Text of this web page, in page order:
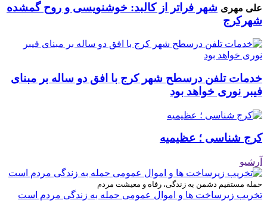
علی مهری شهر فراتر از کالبد: خوشنویسی و روح گمشده
شهرکرج
خدمات تلفن درسطح شهر کرج با افق دو ساله بر مبنای
فیبر نوری خواهد بود
کرج شناسی ؛ عظیمیه
آرشیو
حمله مستقیم دشمن به زندگی، رفاه و معیشت مردم
تخریب زیرساخت ها و اموال عمومی حمله به زندگی مردم است